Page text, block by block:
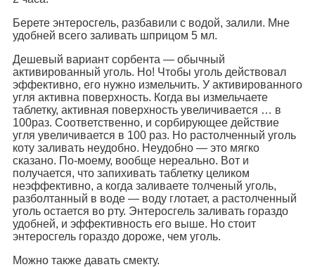
Берете энтеросгель, разбавили с водой, залили. Мне
удобней всего заливать шприцом 5 мл.
Дешевый вариант сорбента — обычный
активированный уголь. Но! Чтобы уголь действовал
эффективно, его нужно измельчить. У активированного
угля активна поверхность. Когда вы измельчаете
таблетку, активная поверхность увеличивается … в
100раз. Соответственно, и сорбирующее действие
угля увеличивается в 100 раз. Но растолченный уголь
коту заливать неудобно. Неудобно — это мягко
сказано. По-моему, вообще нереально. Вот и
получается, что запихивать таблетку целиком
неэффективно, а когда заливаете толченый уголь,
разболтанный в воде — воду глотает, а растолченный
уголь остается во рту. Энтеросгель заливать гораздо
удобней, и эффективность его выше. Но стоит
энтеросгель гораздо дороже, чем уголь.
Можно также давать смекту.